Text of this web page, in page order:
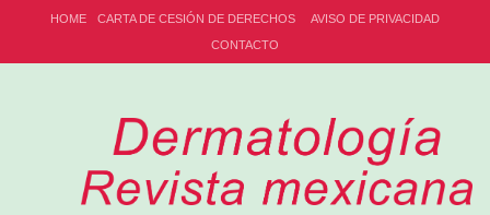
HOME CARTA DE CESIÓN DE DERECHOS
AVISO DE PRIVACIDAD
CONTACTO